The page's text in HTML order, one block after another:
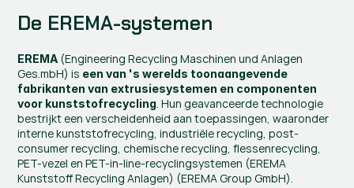
De EREMA-systemen
EREMA (Engineering Recycling Maschinen und Anlagen
Ges.mbH) is een van 's werelds toonaangevende
fabrikanten van extrusiesystemen en componenten
voor kunststofrecycling. Hun geavanceerde technologie
bestrijkt een verscheidenheid aan toepassingen, waaronder
interne kunststofrecycling, industriële recycling, post-
consumer recycling, chemische recycling, flessenrecycling,
PET-vezel en PET-in-line-recyclingsystemen​ (EREMA
Kunststoff Recycling Anlagen)​​ (EREMA Group GmbH)​.